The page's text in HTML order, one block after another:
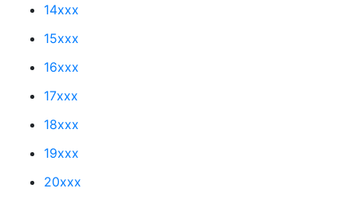
14xxx
15xxx
16xxx
17xxx
18xxx
19xxx
20xxx